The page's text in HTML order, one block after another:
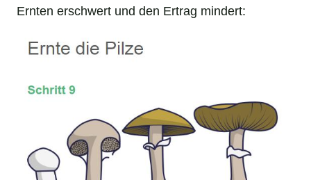
Ernten erschwert und den Ertrag mindert: